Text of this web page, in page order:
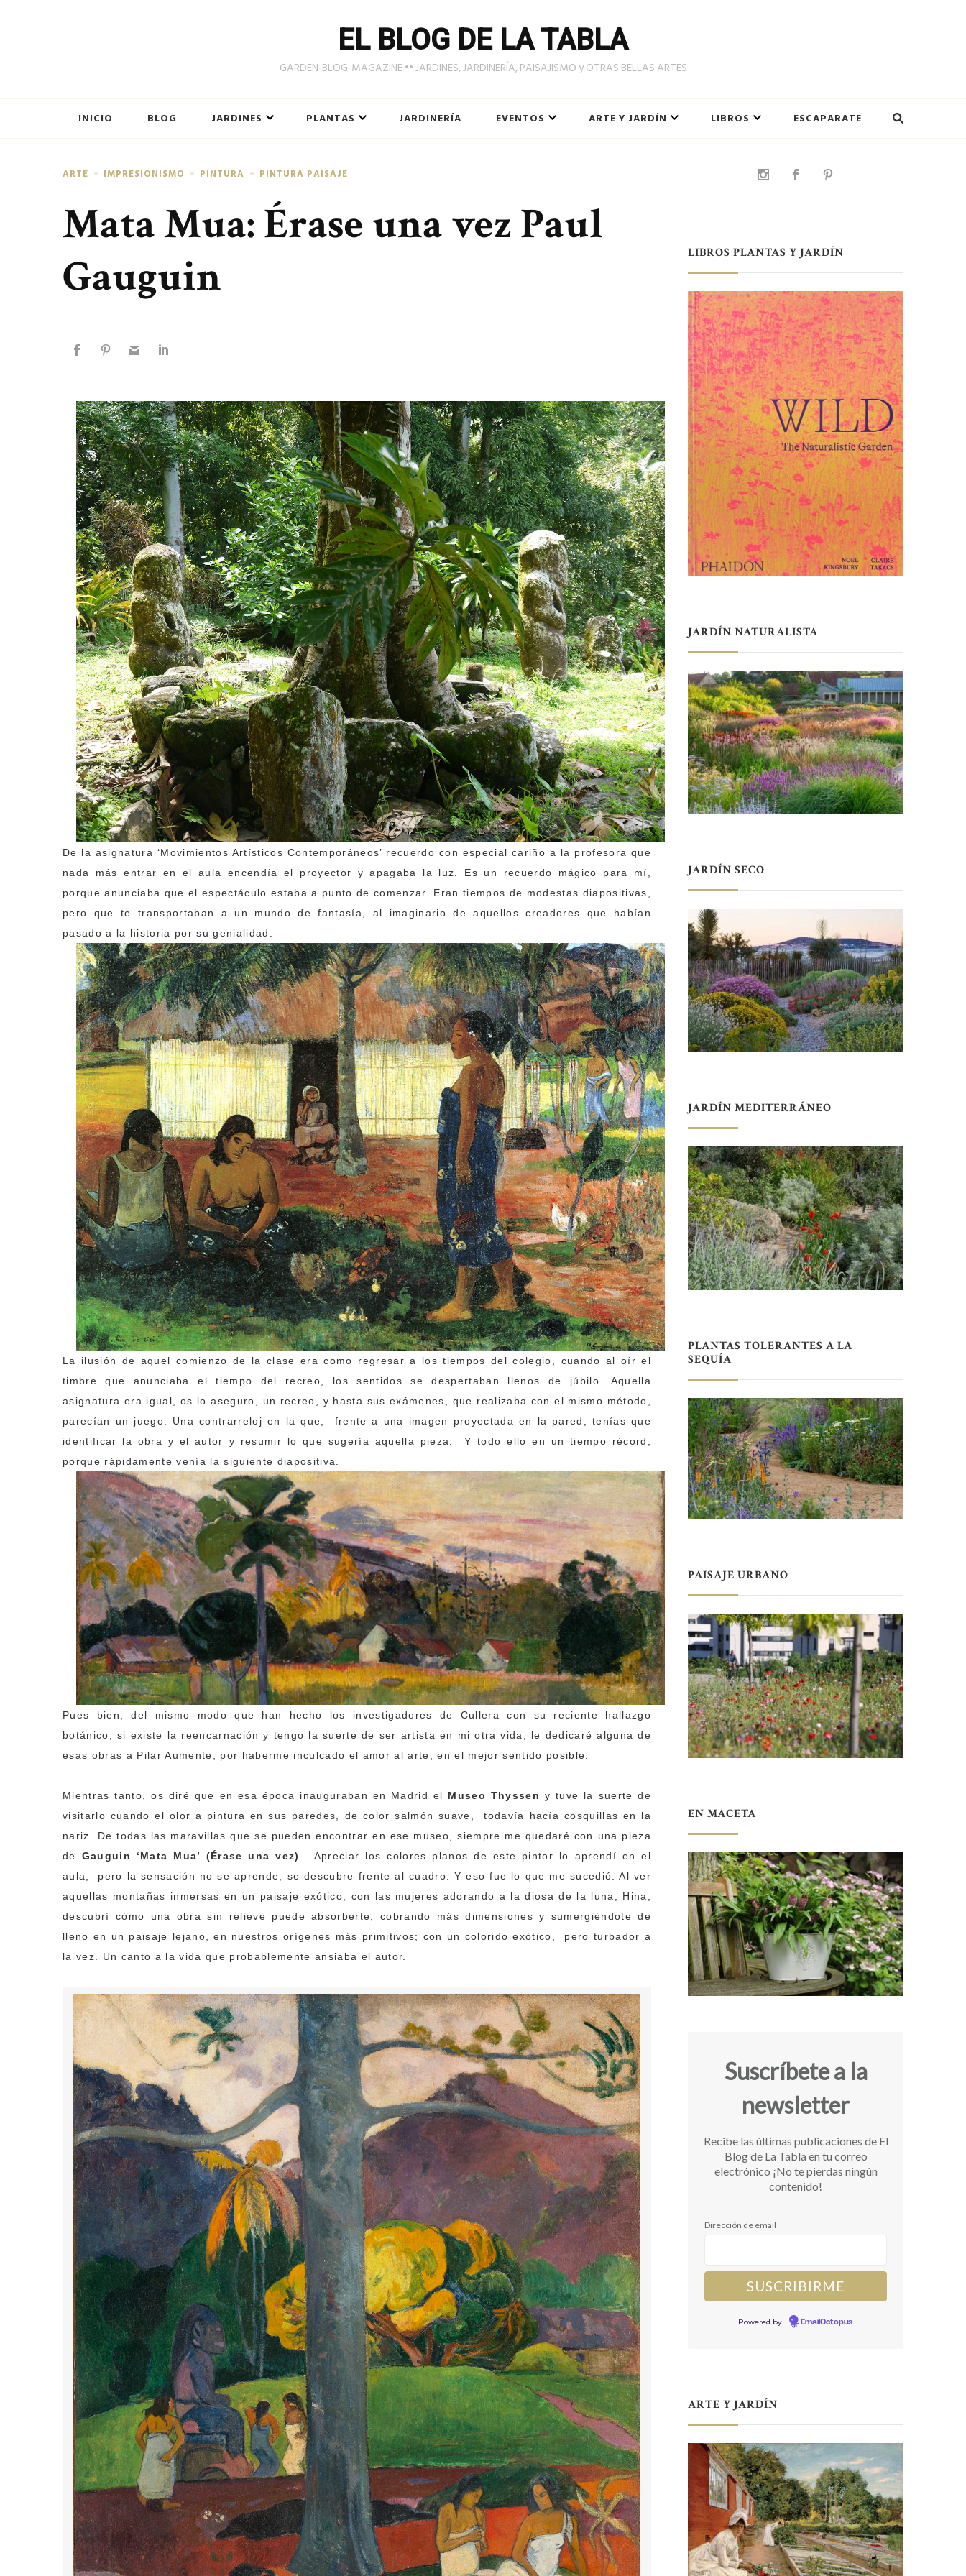
EL BLOG DE LA TABLA
GARDEN-BLOG-MAGAZINE •• JARDINES, JARDINERÍA, PAISAJISMO y OTRAS BELLAS ARTES
INICIO BLOG JARDINES PLANTAS JARDINERÍA EVENTOS ARTE Y JARDÍN LIBROS ESCAPARATE
ARTE IMPRESIONISMO PINTURA PINTURA PAISAJE
Mata Mua: Érase una vez Paul
Gauguin
De la asignatura ‘Movimientos Artísticos Contemporáneos’ recuerdo con especial cariño a la profesora que
nada más entrar en el aula encendía el proyector y apagaba la luz. Es un recuerdo mágico para mí,
porque anunciaba que el espectáculo estaba a punto de comenzar. Eran tiempos de modestas diapositivas,
pero que te transportaban a un mundo de fantasía, al imaginario de aquellos creadores que habían
pasado a la historia por su genialidad.
La ilusión de aquel comienzo de la clase era como regresar a los tiempos del colegio, cuando al oír el
timbre que anunciaba el tiempo del recreo, los sentidos se despertaban llenos de júbilo. Aquella
asignatura era igual, os lo aseguro, un recreo, y hasta sus exámenes, que realizaba con el mismo método,
parecían un juego. Una contrarreloj en la que, frente a una imagen proyectada en la pared, tenías que
identificar la obra y el autor y resumir lo que sugería aquella pieza. Y todo ello en un tiempo récord,
porque rápidamente venía la siguiente diapositiva.
Pues bien, del mismo modo que han hecho los investigadores de Cullera con su reciente hallazgo
botánico, si existe la reencarnación y tengo la suerte de ser artista en mi otra vida, le dedicaré alguna de
esas obras a Pilar Aumente, por haberme inculcado el amor al arte, en el mejor sentido posible.
Mientras tanto, os diré que en esa época inauguraban en Madrid el Museo Thyssen y tuve la suerte de
visitarlo cuando el olor a pintura en sus paredes, de color salmón suave, todavía hacía cosquillas en la
nariz. De todas las maravillas que se pueden encontrar en ese museo, siempre me quedaré con una pieza
de Gauguin ‘Mata Mua’ (Érase una vez)
. Apreciar los colores planos de este pintor lo aprendí en el
aula, pero la sensación no se aprende, se descubre frente al cuadro. Y eso fue lo que me sucedió. Al ver
aquellas montañas inmersas en un paisaje exótico, con las mujeres adorando a la diosa de la luna, Hina,
descubrí cómo una obra sin relieve puede absorberte, cobrando más dimensiones y sumergiéndote de
lleno en un paisaje lejano, en nuestros orígenes más primitivos; con un colorido exótico, pero turbador a
la vez. Un canto a la vida que probablemente ansiaba el autor.
LIBROS PLANTAS Y JARDÍN
JARDÍN NATURALISTA
JARDÍN SECO
JARDÍN MEDITERRÁNEO
PLANTAS TOLERANTES A LA
SEQUÍA
PAISAJE URBANO
EN MACETA
Suscríbete a la
newsletter
Recibe las últimas publicaciones de El
Blog de La Tabla en tu correo
electrónico ¡No te pierdas ningún
contenido!
Dirección de email
Powered by EmailOctopus
ARTE Y JARDÍN